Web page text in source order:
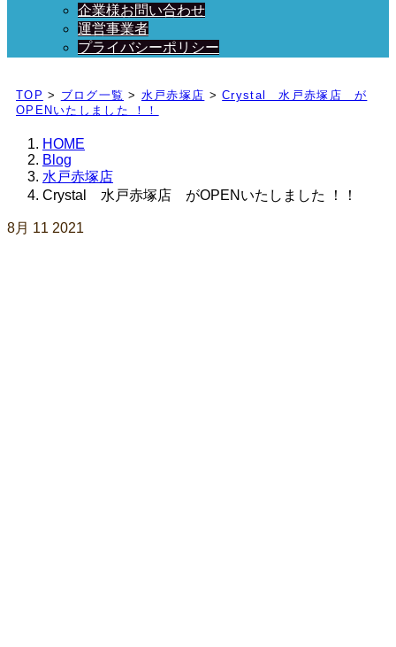
企業様お問い合わせ
運営事業者
プライバシーポリシー
日々、ブログを更新中！
TOP > ブログ一覧 > 水戸赤塚店 >Crystal 水戸赤塚店 が
OPENいたしました ！！
HOME
Blog
水戸赤塚店
Crystal 水戸赤塚店 がOPENいたしました ！！
8月 11 2021